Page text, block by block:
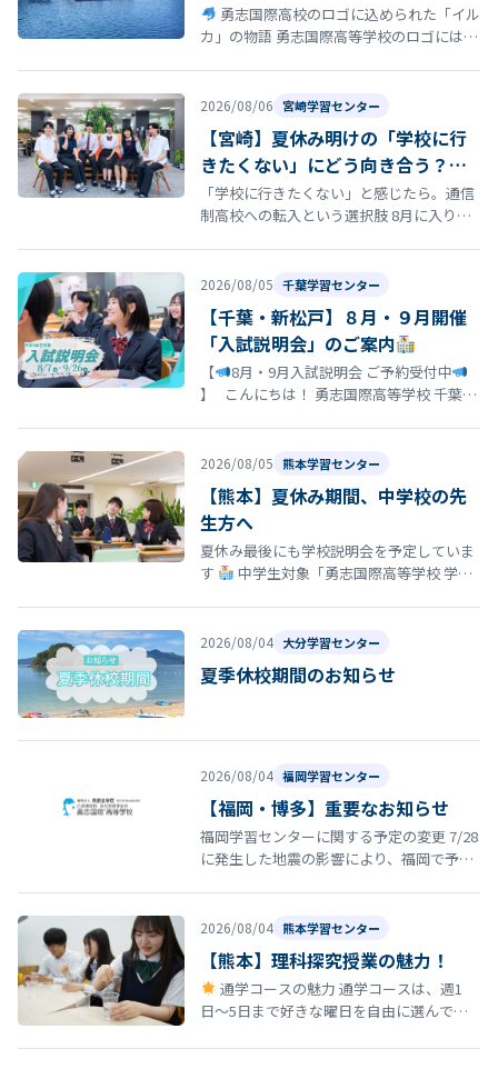
勇志国際高校のロゴに込められた「イル
カ」の物語 勇志国際高等学校のロゴには、
2026/08/06 宮崎学習センター
【宮崎】夏休み明けの「学校に行
きたくない」にどう向き合う？通
信制高校という選択肢
「学校に行きたくない」と感じたら。通信
制高校への転入という選択肢 8月に入り、
2026/08/05 千葉学習センター
【千葉・新松戸】８月・９月開催
「入試説明会」のご案内
【
8月・9月入試説明会 ご予約受付中
】 こんにちは！ 勇志国際高等学校 千葉学
2026/08/05 熊本学習センター
【熊本】夏休み期間、中学校の先
生方へ
夏休み最後にも学校説明会を予定していま
す
中学生対象「勇志国際高等学校 学校
2026/08/04 大分学習センター
夏季休校期間のお知らせ
2026/08/04 福岡学習センター
【福岡・博多】重要なお知らせ
福岡学習センターに関する予定の変更 7/28
に発生した地震の影響により、福岡で予定
2026/08/04 熊本学習センター
【熊本】理科探究授業の魅力！
通学コースの魅力 通学コースは、週1
日〜5日まで好きな曜日を自由に選んで登
も、途中で曜日を変更しても学費は…